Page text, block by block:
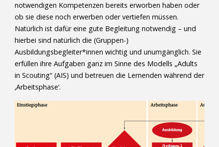
notwendigen Kompetenzen bereits erworben haben oder
ob sie diese noch erwerben oder vertiefen müssen.
Natürlich ist dafür eine gute Begleitung notwendig – und
hierbei sind natürlich die (Gruppen-)
Ausbildungsbegleiter*innen wichtig und unumgänglich. Sie
erfüllen ihre Aufgaben ganz im Sinne des Modells „Adults
in Scouting“ (AIS) und betreuen die Lernenden während der
‚Arbeitsphase‘.